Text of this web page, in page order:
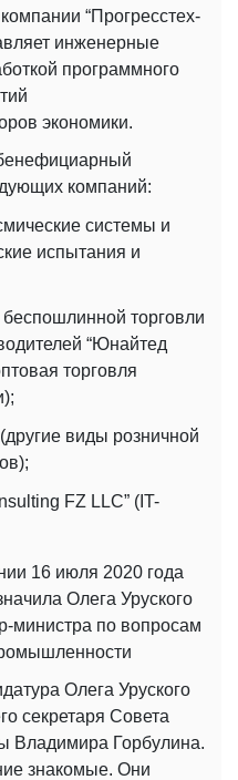
“Прогресстех-
инженерные
программного
экономики.
компаний:
системы и
испытания и
торговли
“Юнайтед
торговля
виды розничной
FZ LLC” (IT-
16 июля 2020 года
Олега Уруского
министра по вопросам
Олега Уруского
секретаря Совета
Владимира Горбулина.
знакомые. Они